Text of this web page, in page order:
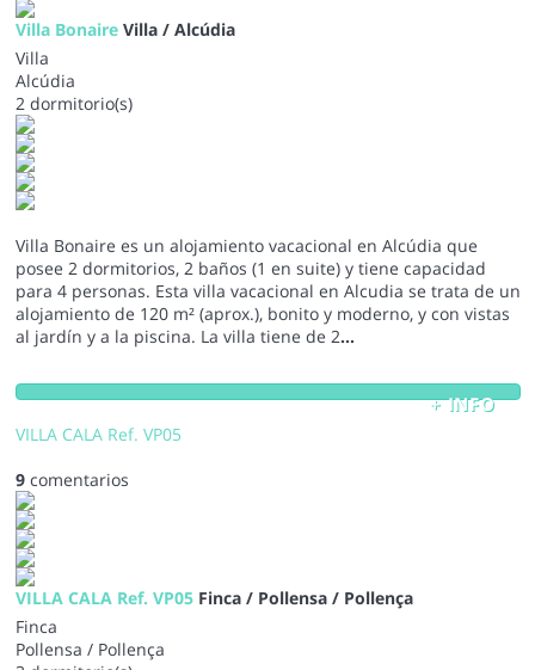
Villa Bonaire Villa / Alcúdia
Villa
Alcúdia
2 dormitorio(s)
Villa Bonaire es un alojamiento vacacional en Alcúdia que
posee 2 dormitorios, 2 baños (1 en suite) y tiene capacidad
para 4 personas. Esta villa vacacional en Alcudia se trata de un
alojamiento de 120 m² (aprox.), bonito y moderno, y con vistas
al jardín y a la piscina. La villa tiene de 2...
+ INFO
VILLA CALA Ref. VP05
9comentarios
VILLA CALA Ref. VP05 Finca / Pollensa / Pollença
Finca
Pollensa / Pollença